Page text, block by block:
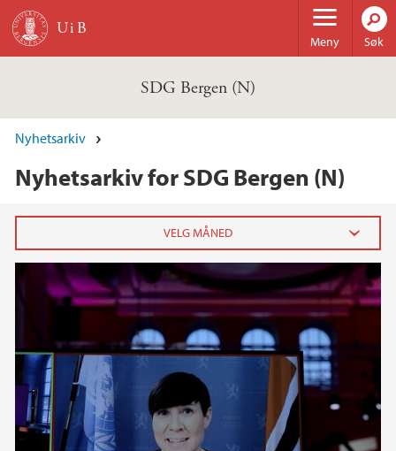
Hopp til hovedinnhold
Meny Søk
SDG Bergen (N)
Nyhetsarkiv
Nyhetsarkiv for SDG Bergen (N)
2025
januar (1)
2021
2020
2019